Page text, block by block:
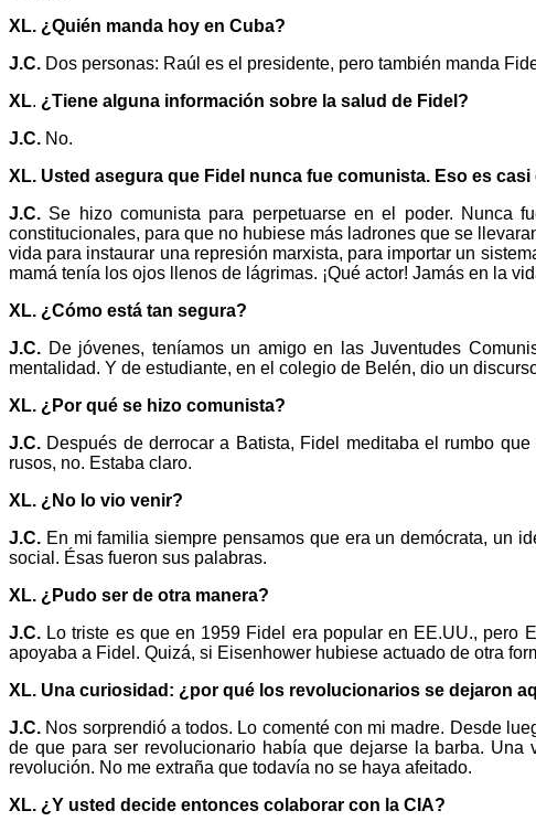
XL. ¿Quién manda hoy en Cuba?
J.C. Dos personas: Raúl es el presidente, pero también manda
XL. ¿Tiene alguna información sobre la salud de Fidel?
J.C. No.
XL. Usted asegura que Fidel nunca fue comunista. Eso es
J.C. Se hizo comunista para perpetuarse en el poder. Nunca
constitucionales, para que no hubiese más ladrones que se
vida para instaurar una represión marxista, para importar un
mamá tenía los ojos llenos de lágrimas. ¡Qué actor! Jamás en la
XL. ¿Cómo está tan segura?
J.C. De jóvenes, teníamos un amigo en las Juventudes
mentalidad. Y de estudiante, en el colegio de Belén, dio un
XL. ¿Por qué se hizo comunista?
J.C. Después de derrocar a Batista, Fidel meditaba el rumbo
rusos, no. Estaba claro.
XL. ¿No lo vio venir?
J.C. En mi familia siempre pensamos que era un demócrata, un
social. Ésas fueron sus palabras.
XL. ¿Pudo ser de otra manera?
J.C. Lo triste es que en 1959 Fidel era popular en EE.UU., pero
apoyaba a Fidel. Quizá, si Eisenhower hubiese actuado de otra
XL. Una curiosidad: ¿por qué los revolucionarios se dejaron
J.C. Nos sorprendió a todos. Lo comenté con mi madre. Desde
de que para ser revolucionario había que dejarse la barba.
revolución. No me extraña que todavía no se haya afeitado.
XL. ¿Y usted decide entonces colaborar con la CIA?